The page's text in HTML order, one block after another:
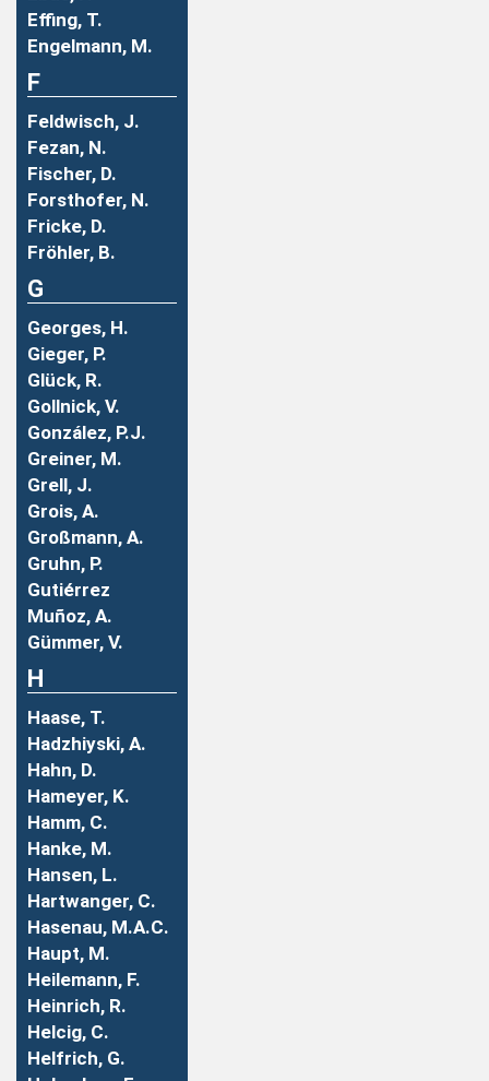
Effing, T.
Engelmann, M.
F
Feldwisch, J.
Fezan, N.
Fischer, D.
Forsthofer, N.
Fricke, D.
Fröhler, B.
G
Georges, H.
Gieger, P.
Glück, R.
Gollnick, V.
González, P.J.
Greiner, M.
Grell, J.
Grois, A.
Großmann, A.
Gruhn, P.
Gutiérrez
Muñoz, A.
Gümmer, V.
H
Haase, T.
Hadzhiyski, A.
Hahn, D.
Hameyer, K.
Hamm, C.
Hanke, M.
Hansen, L.
Hartwanger, C.
Hasenau, M.A.C.
Haupt, M.
Heilemann, F.
Heinrich, R.
Helcig, C.
Helfrich, G.